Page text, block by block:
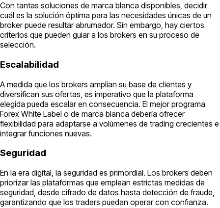
Con tantas soluciones de marca blanca disponibles, decidir
cuál es la solución óptima para las necesidades únicas de un
broker puede resultar abrumador. Sin embargo, hay ciertos
criterios que pueden guiar a los brokers en su proceso de
selección.
Escalabilidad
A medida que los brokers amplían su base de clientes y
diversifican sus ofertas, es imperativo que la plataforma
elegida pueda escalar en consecuencia. El mejor programa
Forex White Label o de marca blanca debería ofrecer
flexibilidad para adaptarse a volúmenes de trading crecientes e
integrar funciones nuevas.
Seguridad
En la era digital, la seguridad es primordial. Los brokers deben
priorizar las plataformas que emplean estrictas medidas de
seguridad, desde cifrado de datos hasta detección de fraude,
garantizando que los traders puedan operar con confianza.